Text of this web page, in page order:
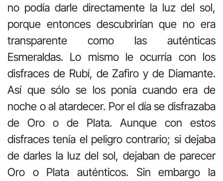
no podía darle directamente la luz del sol,
porque entonces descubrirían que no era
transparente co­mo las auténticas
Esmeraldas. Lo mismo le ocurría con los
disfraces de Rubí, de Zafiro y de Diamante.
Así que sólo se los ponía cuando era de
noche o al atardecer. Por el día se disfrazaba
de Oro o de Plata. Aunque con estos
disfraces tenía el peligro contrario; si dejaba
de darles la luz del sol, dejaban de parecer
Oro o Plata auténticos. Sin embargo la